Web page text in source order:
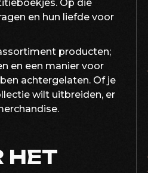
Op die
en hun liefde voor
producten;
en een manier voor
achtergelaten. Of je
wilt uitbreiden, er
HET